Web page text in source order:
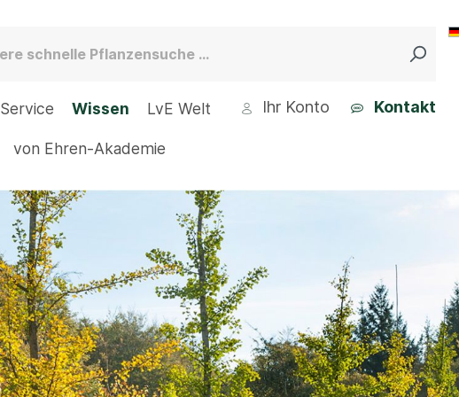
Service Wissen LvE Welt
von Ehren-Akademie
Ihr Konto Kontakt